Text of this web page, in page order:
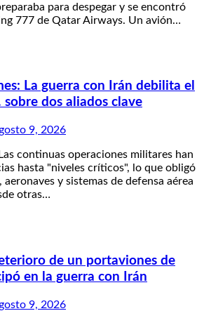
para despegar y se encontró
777 de Qatar Airways. Un avión…
La guerra con Irán debilita el
sobre dos aliados clave
9, 2026
continuas operaciones militares han
hasta "niveles críticos", lo que obligó
aeronaves y sistemas de defensa aérea
otras…
de un portaviones de
en la guerra con Irán
9, 2026